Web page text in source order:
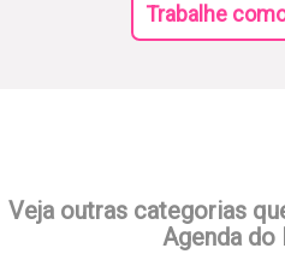
Trabalhe
Veja outras categorias
Agenda